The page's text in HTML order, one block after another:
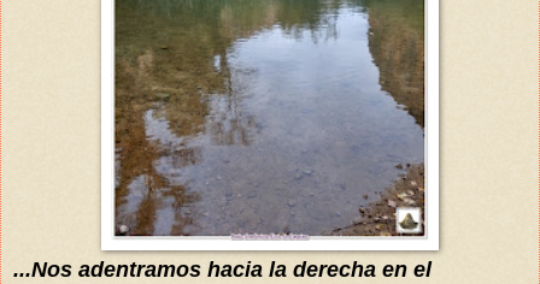
...Nos adentramos hacia la derecha en el